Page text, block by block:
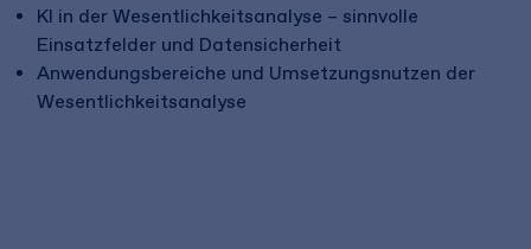
KI in der Wesentlichkeitsanalyse – sinnvolle
Einsatzfelder und Datensicherheit
Anwendungsbereiche und Umsetzungsnutzen der
Wesentlichkeitsanalyse